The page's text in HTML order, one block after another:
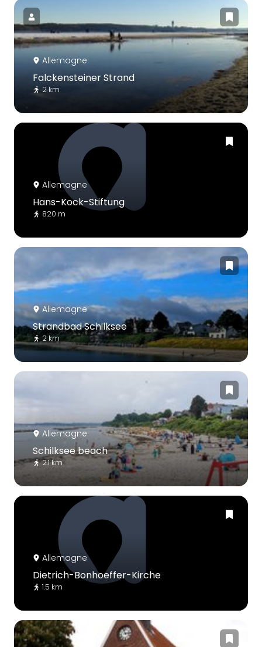
Allemagne
Falckensteiner Strand
2 km
Allemagne
Hans-Kock-Stiftung
820 m
Allemagne
Strandbad Schilksee
2 km
Allemagne
Schilksee beach
2.1 km
Allemagne
Dietrich-Bonhoeffer-Kirche
1.5 km